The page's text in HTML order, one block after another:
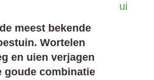
meest bekende
Wortelen
en uien verjagen
goude combinatie
ui